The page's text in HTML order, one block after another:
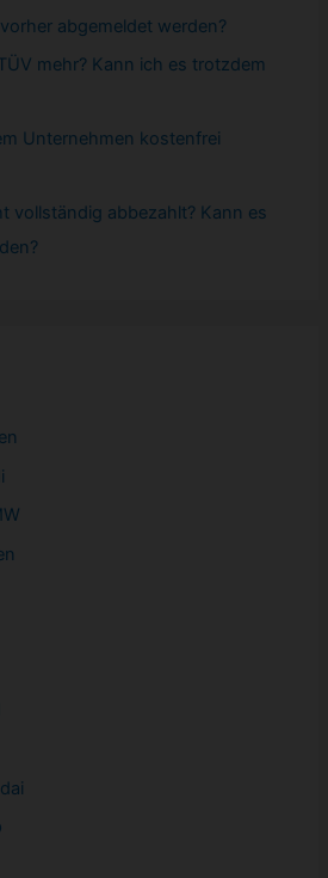
vorher abgemeldet werden?
mehr? Kann ich es trotzdem
Unternehmen kostenfrei
vollständig abbezahlt? Kann es